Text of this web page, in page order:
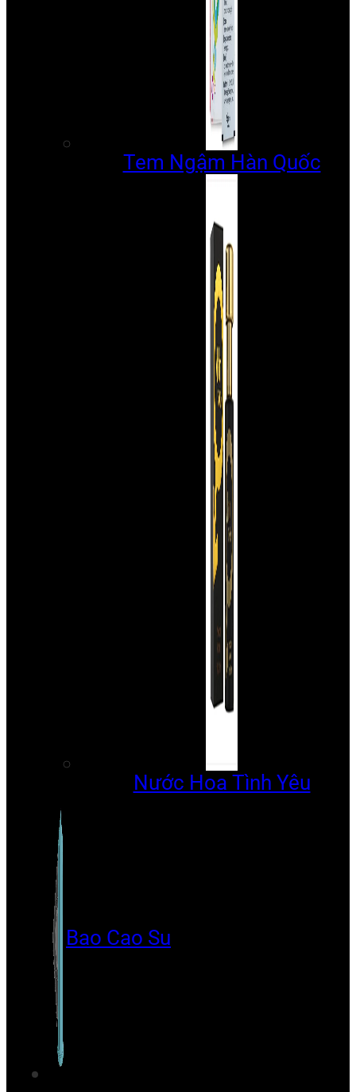
Tem Ngậm Hàn Quốc
Nước Hoa Tình Yêu
Bao Cao Su